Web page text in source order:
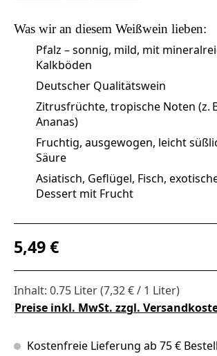
Was wir an diesem Weißwein lieben:
Pfalz – sonnig, mild, mit
Kalkböden
Deutscher Qualitätswein
Zitrusfrüchte, tropische Noten (z.
Ananas)
Fruchtig, ausgewogen, leicht
Säure
Asiatisch, Geflügel, Fisch,
Dessert mit Frucht
Regulärer Preis:
5,49 €
Inhalt: 0.75 Liter(7,32 € / 1 Liter)
Preise inkl. MwSt. zzgl.
Kostenfreie Lieferung ab 75 €